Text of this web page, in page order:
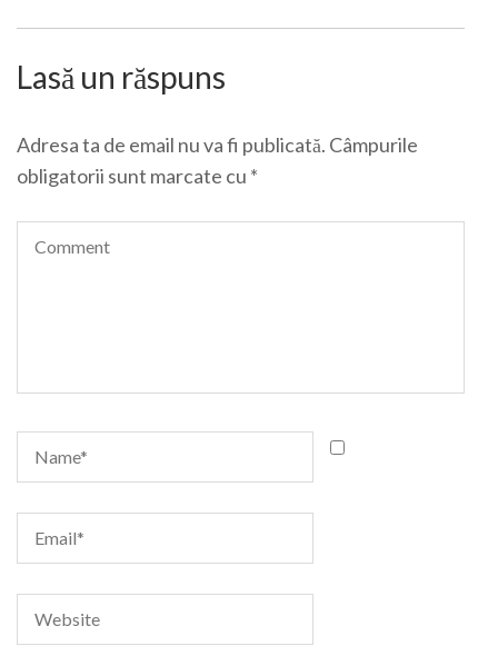
Lasă un răspuns
Adresa ta de email nu va fi publicată. Câmpurile
obligatorii sunt marcate cu *